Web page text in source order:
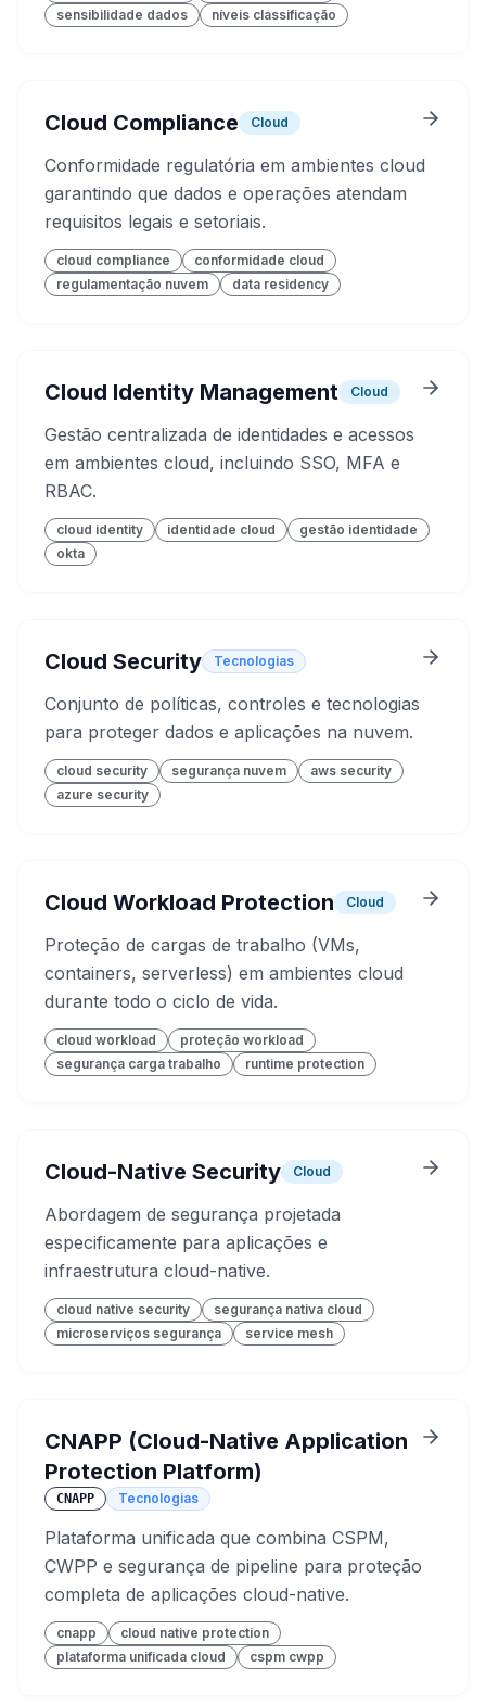
sensibilidade dados
níveis classificação
Cloud Compliance Cloud
Conformidade regulatória em ambientes cloud
garantindo que dados e operações atendam
requisitos legais e setoriais.
cloud compliance
conformidade cloud
regulamentação nuvem
data residency
Cloud Identity Management Cloud
Gestão centralizada de identidades e acessos
em ambientes cloud, incluindo SSO, MFA e
RBAC.
cloud identity identidade cloud
gestão identidade
okta
Cloud Security Tecnologias
Conjunto de políticas, controles e tecnologias
para proteger dados e aplicações na nuvem.
cloud security segurança nuvem
aws security
azure security
Cloud Workload Protection Cloud
Proteção de cargas de trabalho (VMs,
containers, serverless) em ambientes cloud
durante todo o ciclo de vida.
cloud workload
proteção workload
segurança carga trabalho
runtime protection
Cloud-Native Security Cloud
Abordagem de segurança projetada
especificamente para aplicações e
infraestrutura cloud-native.
cloud native security
segurança nativa cloud
microserviços segurança
service mesh
CNAPP (Cloud-Native Application
Protection Platform)
CNAPP Tecnologias
Plataforma unificada que combina CSPM,
CWPP e segurança de pipeline para proteção
completa de aplicações cloud-native.
cnapp
cloud native protection
plataforma unificada cloud
cspm cwpp